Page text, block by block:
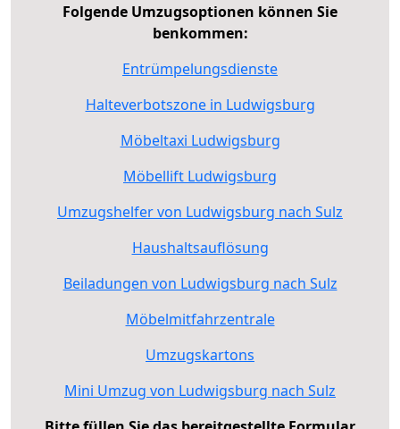
Folgende Umzugsoptionen können Sie
benkommen:
Entrümpelungsdienste
Halteverbotszone in Ludwigsburg
Möbeltaxi Ludwigsburg
Möbellift Ludwigsburg
Umzugshelfer von Ludwigsburg nach Sulz
Haushaltsauflösung
Beiladungen von Ludwigsburg nach Sulz
Möbelmitfahrzentrale
Umzugskartons
Mini Umzug von Ludwigsburg nach Sulz